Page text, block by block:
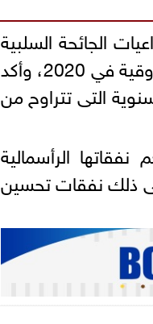
الجائحة السلبية
خلال العام الماضى، و سجل إجمالي الإنتاج 452 ألف أوقية في 2020، وأكد
التى تتراوح من
الرأسمالية
دولار، بما فى ذلك نفقات تحسين